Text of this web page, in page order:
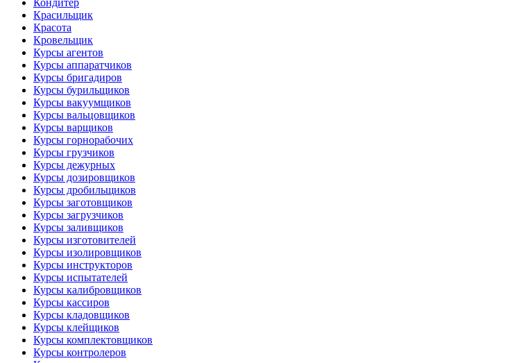
Кондитер
Красильщик
Красота
Кровельщик
Курсы агентов
Курсы аппаратчиков
Курсы бригадиров
Курсы бурильщиков
Курсы вакуумщиков
Курсы вальцовщиков
Курсы варщиков
Курсы горнорабочих
Курсы грузчиков
Курсы дежурных
Курсы дозировщиков
Курсы дробильщиков
Курсы заготовщиков
Курсы загрузчиков
Курсы заливщиков
Курсы изготовителей
Курсы изолировщиков
Курсы инструкторов
Курсы испытателей
Курсы калибровщиков
Курсы кассиров
Курсы кладовщиков
Курсы клейщиков
Курсы комплектовщиков
Курсы контролеров